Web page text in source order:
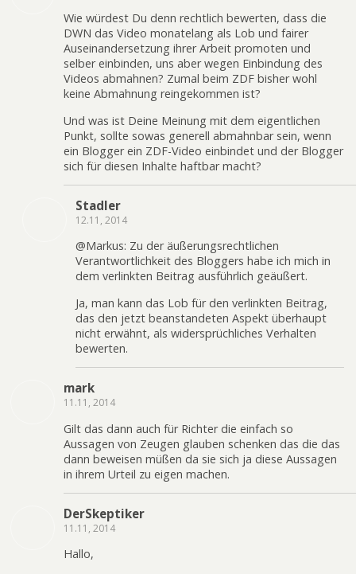
Wie würdest Du denn rechtlich bewerten, dass die
DWN das Video monatelang als Lob und fairer
Auseinandersetzung ihrer Arbeit promoten und
selber einbinden, uns aber wegen Einbindung des
Videos abmahnen? Zumal beim ZDF bisher wohl
keine Abmahnung reingekommen ist?
Und was ist Deine Meinung mit dem eigentlichen
Punkt, sollte sowas generell abmahnbar sein, wenn
ein Blogger ein ZDF-Video einbindet und der Blogger
sich für diesen Inhalte haftbar macht?
Stadler
12.11, 2014
@Markus: Zu der äußerungsrechtlichen
Verantwortlichkeit des Bloggers habe ich mich in
dem verlinkten Beitrag ausführlich geäußert.
Ja, man kann das Lob für den verlinkten Beitrag,
das den jetzt beanstandeten Aspekt überhaupt
nicht erwähnt, als widersprüchliches Verhalten
bewerten.
mark
11.11, 2014
Gilt das dann auch für Richter die einfach so
Aussagen von Zeugen glauben schenken das die das
dann beweisen müßen da sie sich ja diese Aussagen
in ihrem Urteil zu eigen machen.
DerSkeptiker
11.11, 2014
Hallo,